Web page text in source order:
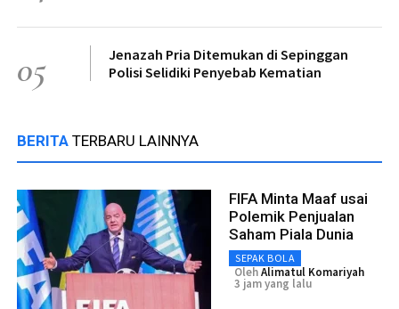
05
Jenazah Pria Ditemukan di Sepinggan
Polisi Selidiki Penyebab Kematian
BERITA TERBARU LAINNYA
FIFA Minta Maaf usai
Polemik Penjualan
Saham Piala Dunia
SEPAK BOLA
OlehAlimatul Komariyah
3 jam yang lalu